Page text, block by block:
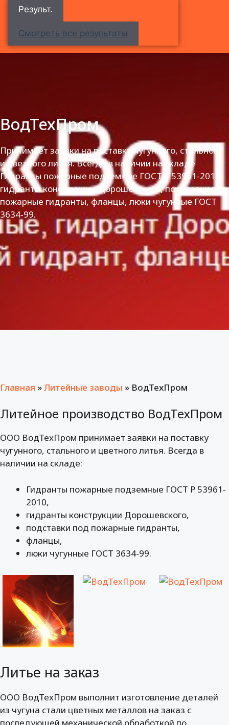
Результ.
Смотреть все результаты
ВодТехПром
Принимает заявки на поставку чугунного, стального
и цветного литья. Всегда в наличии на складе
Гидранты пожарные подземные ГОСТ Р 53961-2010,
гидранты конструкции Дорошевского, подставки под
пожарные гидранты, фланцы, люки чугунные ГОСТ
3634-99.
Главная »Литейные заводы » ВодТехПром
Литейное производство ВодТехПром
ООО ВодТехПром принимает заявки на поставку
чугунного, стального и цветного литья. Всегда в
наличии на складе:
Гидранты пожарные подземные ГОСТ Р 53961-
2010,
гидранты конструкции Дорошевского,
подставки под пожарные гидранты,
фланцы,
люки чугунные ГОСТ 3634-99.
Литье на заказ
ООО ВодТехПром выполнит изготовление деталей
из чугуна стали цветных металлов на заказ с
последующей механической обработкой по